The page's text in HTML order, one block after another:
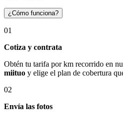
¿Cómo funciona?
01
Cotiza y contrata
Obtén tu tarifa por km recorrido en
miituo y elige el plan de cobertura
02
Envía las fotos